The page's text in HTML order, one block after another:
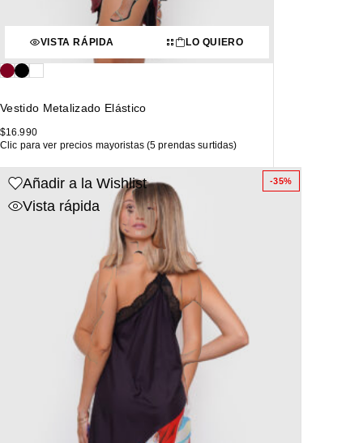
VISTA RÁPIDA LO QUIERO
Vestido Metalizado Elástico
$16.990
Clic para ver precios mayoristas (5 prendas surtidas)
-35%
Añadir a la Wishlist
Vista rápida